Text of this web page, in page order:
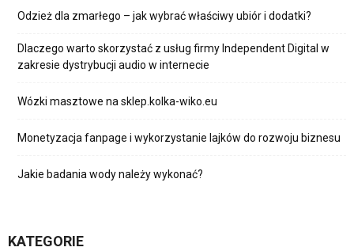
Odzież dla zmarłego – jak wybrać właściwy ubiór i dodatki?
Dlaczego warto skorzystać z usług firmy Independent Digital w
zakresie dystrybucji audio w internecie
Wózki masztowe na sklep.kolka-wiko.eu
Monetyzacja fanpage i wykorzystanie lajków do rozwoju biznesu
Jakie badania wody należy wykonać?
KATEGORIE